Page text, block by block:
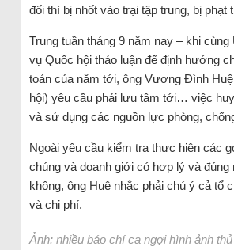
đối thì bị nhốt vào trại tập trung, bị phạt
Trung tuần tháng 9 năm nay – khi
vụ Quốc hội thảo luận để định hướng
toán của năm tới, ông Vương Đình
hội) yêu cầu phải lưu tâm tới… việc
và sử dụng các nguồn lực phòng,
Ngoài yêu cầu kiểm tra thực hiện các
chúng và doanh giới có hợp lý và đúng
không, ông Huệ nhắc phải chú ý cả tổ
và chi phí.
Ảnh: nhiều báo chí ca ngợi hình ảnh